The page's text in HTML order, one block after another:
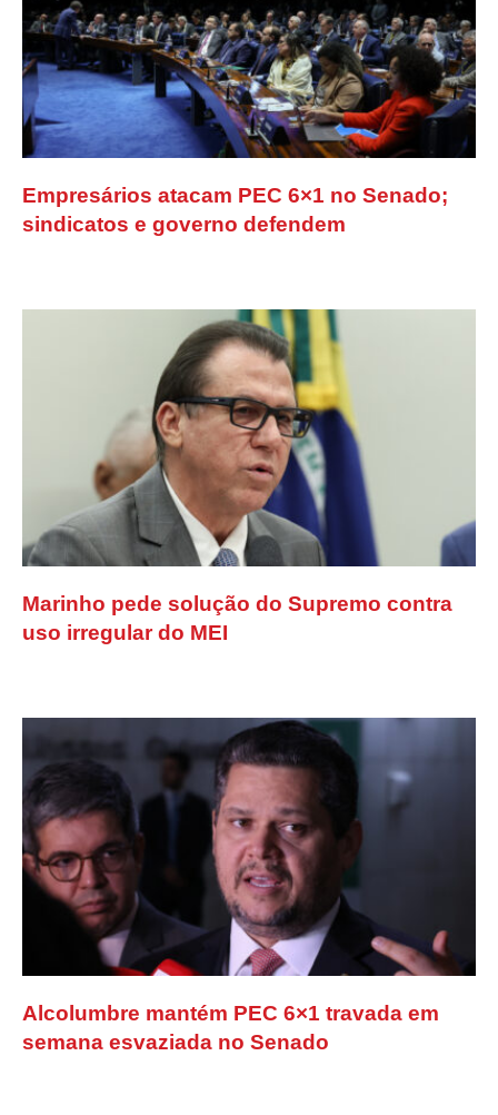
Empresários atacam PEC 6×1 no Senado;
sindicatos e governo defendem
Marinho pede solução do Supremo contra
uso irregular do MEI
Alcolumbre mantém PEC 6×1 travada em
semana esvaziada no Senado